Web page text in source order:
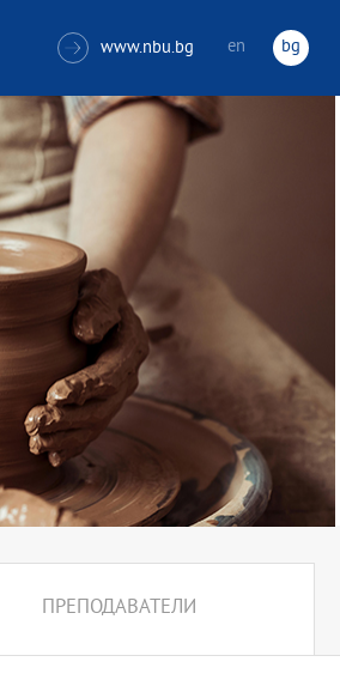
 www.nbu.bg en bg
ПРЕПОДАВАТЕЛИ